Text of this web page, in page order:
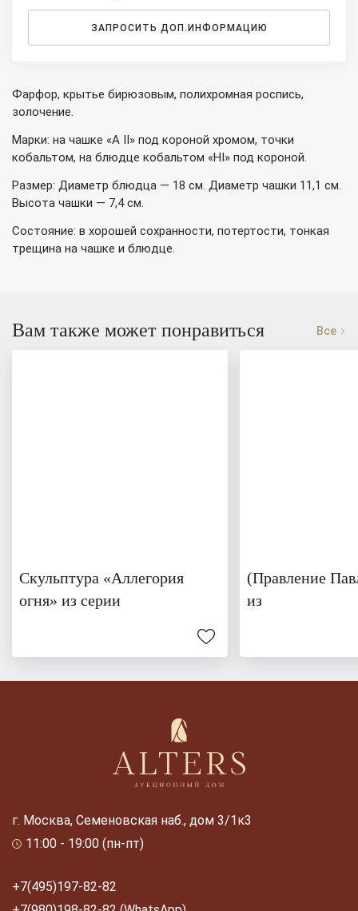
ЗАПРОСИТЬ ДОП.ИНФОРМАЦИЮ
Фарфор, крытье бирюзовым, полихромная роспись,
золочение.
Марки: на чашке «А II» под короной хромом, точки
кобальтом, на блюдце кобальтом «НI» под короной.
Размер: Диаметр блюдца — 18 см. Диаметр чашки 11,1 см.
Высота чашки — 7,4 см.
Состояние: в хорошей сохранности, потертости, тонкая
трещина на чашке и блюдце.
Вам также может понравиться Все
Скульптура «Аллегория
огня» из серии
(Правление
из
г. Москва, Семеновская наб., дом 3/1к3
11:00 - 19:00 (пн-пт)
+7(495)197-82-82